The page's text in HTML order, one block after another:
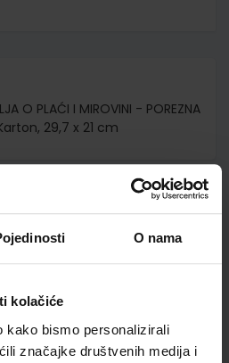
O nama
kolačiće
kako bismo personalizirali
značajke društvenih medija i
O PLAĆI I MIROVINI - POREZNA
29,7 x 21 cm
750434